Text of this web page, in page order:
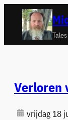
naar
Verloren
vrijdag 18